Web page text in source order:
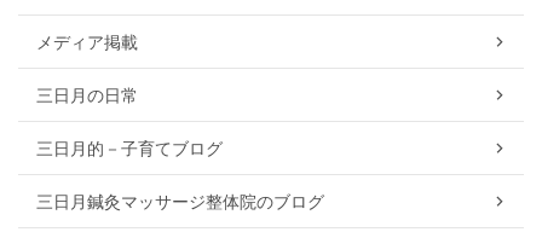
メディア掲載
三日月の日常
三日月的－子育てブログ
三日月鍼灸マッサージ整体院のブログ